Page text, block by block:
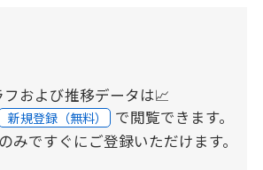
フおよび推移データは📈
新規登録（無料） で閲覧できます。
みですぐにご登録いただけます。